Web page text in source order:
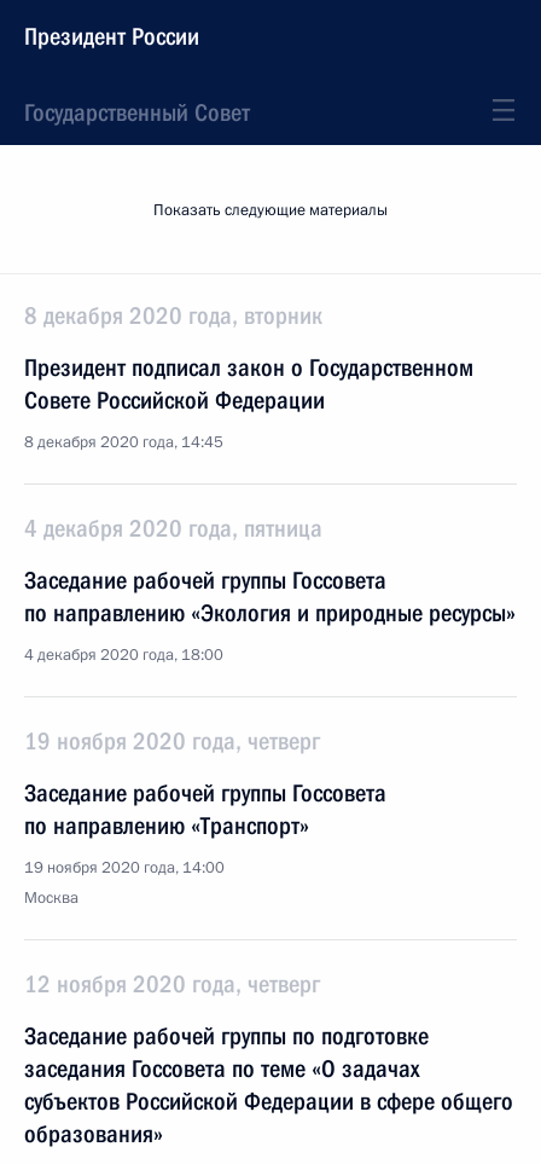
Президент России
Государственный Совет
Показать следующие материалы
8 декабря 2020 года, вторник
Президент подписал закон о Государственном
Совете Российской Федерации
8 декабря 2020 года, 14:45
4 декабря 2020 года, пятница
Заседание рабочей группы Госсовета
по направлению «Экология и природные ресурсы»
4 декабря 2020 года, 18:00
19 ноября 2020 года, четверг
Заседание рабочей группы Госсовета
по направлению «Транспорт»
19 ноября 2020 года, 14:00
Москва
12 ноября 2020 года, четверг
Заседание рабочей группы по подготовке
заседания Госсовета по теме «О задачах
субъектов Российской Федерации в сфере общего
образования»